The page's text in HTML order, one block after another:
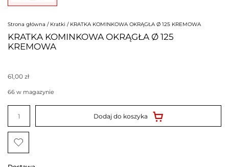
Strona główna / Kratki / KRATKA KOMINKOWA OKRĄGŁA Ø 125 KREMOWA
KRATKA KOMINKOWA OKRĄGŁA Ø 125
KREMOWA
61,00 zł
66 w magazynie
ilość
KRATKA
OKRĄGŁA
Ø
125
KREMOWA
Dodaj do koszyka